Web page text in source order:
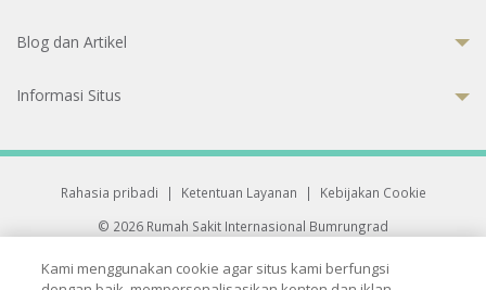
Blog dan Artikel
Informasi Situs
Rahasia pribadi | Ketentuan Layanan |
Kebijakan Cookie
© 2026 Rumah Sakit Internasional Bumrungrad
33 Sukhumvit 3, Wattana, Bangkok 10110 Thailand.
Kami menggunakan cookie agar situs kami berfungsi